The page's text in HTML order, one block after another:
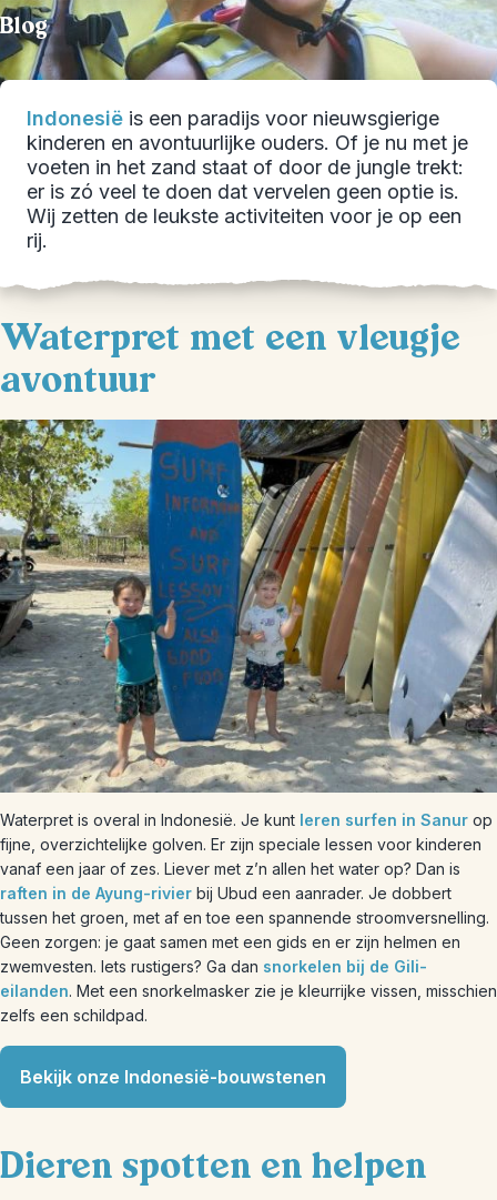
Blog
Indonesië is een paradijs voor nieuwsgierige
kinderen en avontuurlijke ouders. Of je nu met je
voeten in het zand staat of door de jungle trekt:
er is zó veel te doen dat vervelen geen optie is.
Wij zetten de leukste activiteiten voor je op een
rij.
Waterpret met een vleugje
avontuur
Waterpret is overal in Indonesië. Je kunt leren surfen in Sanur op
fijne, overzichtelijke golven. Er zijn speciale lessen voor kinderen
vanaf een jaar of zes. Liever met z’n allen het water op? Dan is
raften in de Ayung-rivier bij Ubud een aanrader. Je dobbert
tussen het groen, met af en toe een spannende stroomversnelling.
Geen zorgen: je gaat samen met een gids en er zijn helmen en
zwemvesten. Iets rustigers? Ga dan snorkelen bij de Gili-
eilanden. Met een snorkelmasker zie je kleurrijke vissen, misschien
zelfs een schildpad.
Bekijk onze Indonesië-bouwstenen
Dieren spotten en helpen